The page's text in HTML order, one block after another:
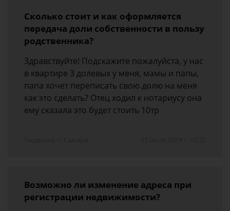
Сколько стоит и как оформляется
передача доли собственности в пользу
родственника?
Здравствуйте! Подскажите пожалуйста, у нас
в квартире 3 долевых у меня, мамы и папы,
папа хочет переписать свою долю на меня
как это сделать? Отец ходил к нотариусу она
ему сказала это будет стоить 10тр
Возможно ли изменение адреса при
регистрации недвижимости?